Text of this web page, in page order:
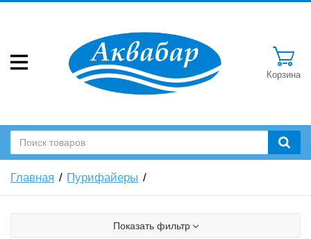
Корзина
Главная Пурифайеры
Показать фильтр